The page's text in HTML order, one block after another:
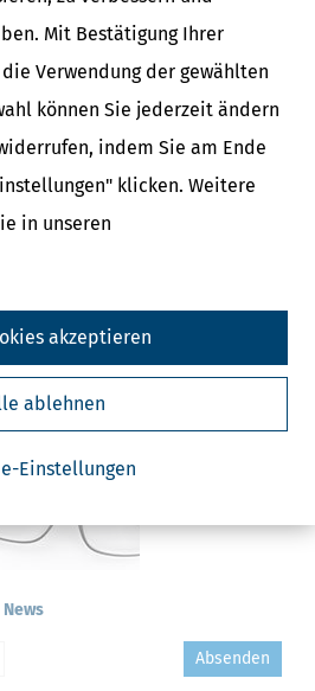
Mit Bestätigung Ihrer
Verwendung der gewählten
können Sie jederzeit ändern
indem Sie am Ende
klicken. Weitere
in unseren
Einstellungen
ablehnen
akzeptieren
Absenden